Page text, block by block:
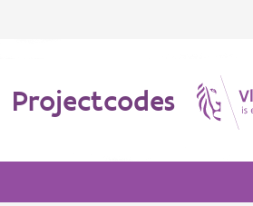
Projectcodes